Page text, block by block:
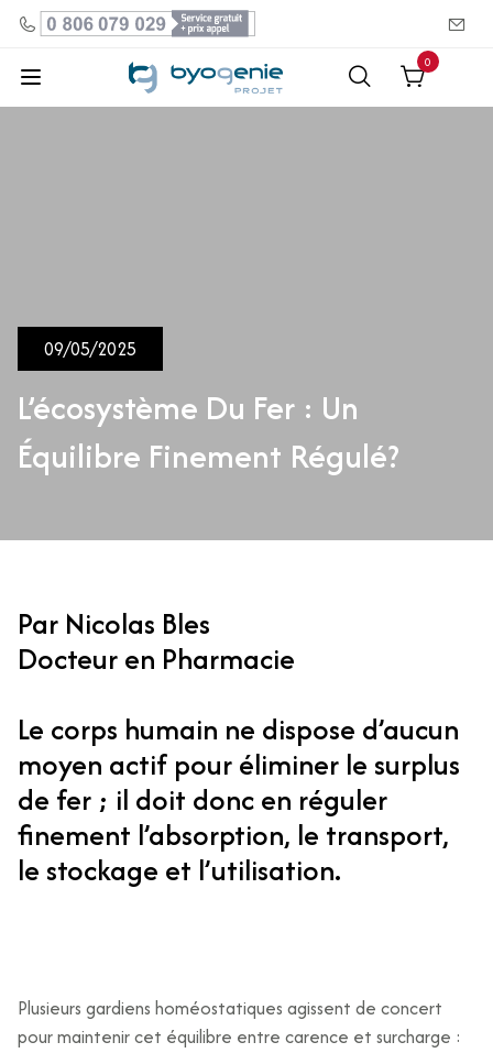
0
09/05/2025
L’écosystème Du Fer : Un
Équilibre Finement Régulé?
Par Nicolas Bles
Docteur en Pharmacie
Le corps humain ne dispose d’aucun
moyen actif pour éliminer le surplus
de fer ; il doit donc en réguler
finement l’absorption, le transport,
le stockage et l’utilisation.
Plusieurs gardiens homéostatiques agissent de concert
pour maintenir cet équilibre entre carence et surcharge :